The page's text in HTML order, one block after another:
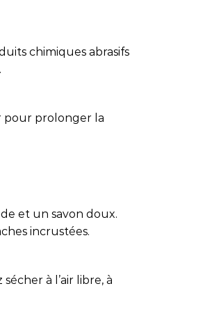
chimiques abrasifs
pour prolonger la
et un savon doux.
incrustées.
à l’air libre, à